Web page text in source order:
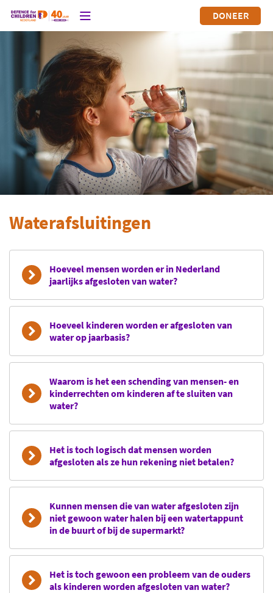
DONEER
Waterafsluitingen
Hoeveel mensen worden er in Nederland
jaarlijks afgesloten van water?
Hoeveel kinderen worden er afgesloten van
water op jaarbasis?
Waarom is het een schending van mensen- en
kinderrechten om kinderen af te sluiten van
water?
Het is toch logisch dat mensen worden
afgesloten als ze hun rekening niet betalen?
Kunnen mensen die van water afgesloten zijn
niet gewoon water halen bij een watertappunt
in de buurt of bij de supermarkt?
Het is toch gewoon een probleem van de ouders
als kinderen worden afgesloten van water?